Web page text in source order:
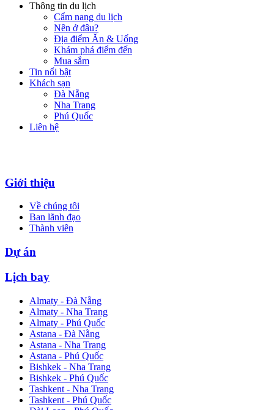
Thông tin du lịch
Cẩm nang du lịch
Nên ở đâu?
Địa điểm Ăn & Uống
Khám phá điểm đến
Mua sắm
Tin nổi bật
Khách sạn
Đà Nẵng
Nha Trang
Phú Quốc
Liên hệ
Giới thiệu
Về chúng tôi
Ban lãnh đạo
Thành viên
Dự án
Lịch bay
Almaty - Đà Nẵng
Almaty - Nha Trang
Almaty - Phú Quốc
Astana - Đà Nẵng
Astana - Nha Trang
Astana - Phú Quốc
Bishkek - Nha Trang
Bishkek - Phú Quốc
Tashkent - Nha Trang
Tashkent - Phú Quốc